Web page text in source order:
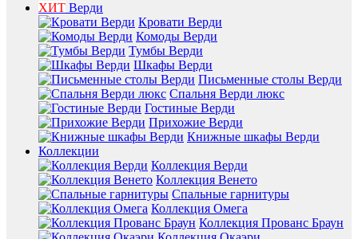
ХИТ Верди
Кровати Верди
Комоды Верди
Тумбы Верди
Шкафы Верди
Письменные столы Верди
Спальня Верди люкс
Гостиные Верди
Прихожие Верди
Книжные шкафы Верди
Коллекции
Коллекция Верди
Коллекция Венето
Спальные гарнитуры
Коллекция Омега
Коллекция Прованс Браун